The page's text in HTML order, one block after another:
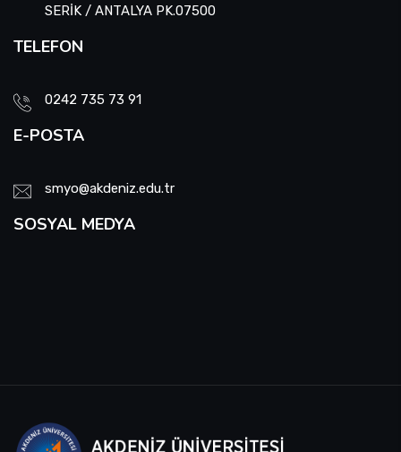
SERİK / ANTALYA PK.07500
TELEFON
0242 735 73 91
E-POSTA
smyo@akdeniz.edu.tr
SOSYAL MEDYA